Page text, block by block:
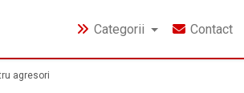
Categorii Contact
agresori